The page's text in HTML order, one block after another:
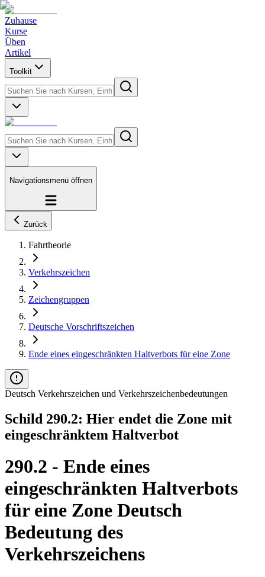
Zuhause
Kurse
Üben
Artikel
Toolkit
Navigationsmenü öffnen
Zurück
Fahrtheorie
Verkehrszeichen
Zeichengruppen
Deutsche Vorschriftszeichen
Ende eines eingeschränkten Haltverbots für eine Zone
Deutsch Verkehrszeichen und Verkehrszeichenbedeutungen
Schild 290.2: Hier endet die Zone mit
eingeschränktem Haltverbot
290.2 - Ende eines
eingeschränkten Haltverbots
für eine Zone Deutsch
Bedeutung des
Verkehrszeichens